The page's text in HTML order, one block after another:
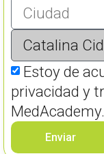
Estoy de
privacidad y
MedAcademy.
Enviar